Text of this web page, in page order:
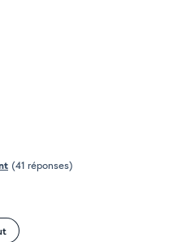
(41 réponses)